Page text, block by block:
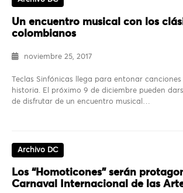
Un encuentro musical con los
colombianos
noviembre 25, 2017
Teclas Sinfónicas llega para entonar
historia. El próximo 9 de diciembre pueden
de disfrutar de un encuentro musical…
Archivo DC
Los “Homoticones” serán
Carnaval Internacional de las